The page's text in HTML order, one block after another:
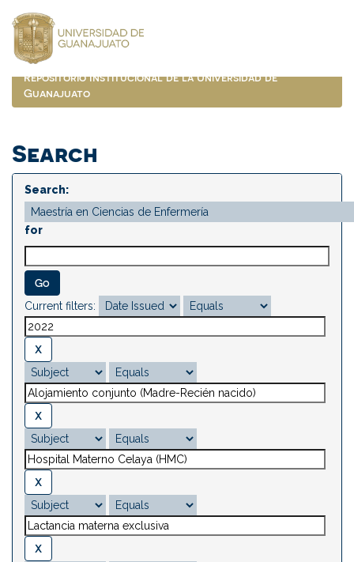
navigation
Repositorio Institucional de la Universidad de
Guanajuato
Search
Search:
for
Current filters: